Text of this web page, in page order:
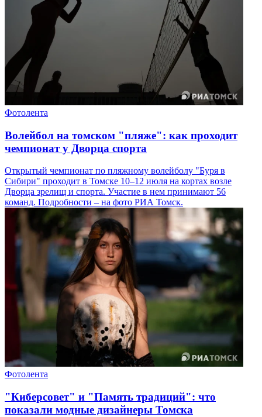
Фотолента
Волейбол на томском "пляже": как проходит
чемпионат у Дворца спорта
Открытый чемпионат по пляжному волейболу "Буря в
Сибири" проходит в Томске 10–12 июля на кортах возле
Дворца зрелищ и спорта. Участие в нем принимают 56
команд. Подробности – на фото РИА Томск.
Фотолента
"Киберсовет" и "Память традиций": что
показали модные дизайнеры Томска